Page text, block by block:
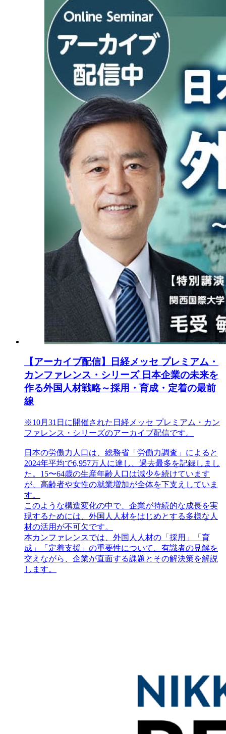
【アーカイブ配信】日経メッセ プレミアム・
カンファレンス・シリーズ 日本企業の未来を
作る外国人材戦略～採用・育成・定着の最前
線
※10月31日に開催された日経メッセ プレミアム・カン
ファレンス・シリーズのアーカイブ配信です。
日本の労働力人口は、総務省「労働力調査」によると
2024年平均で6,957万人に達し、過去最多を記録しまし
た。15〜64歳の生産年齢人口は減少を続けています
が、高齢者や女性の就業増加が全体を下支えしていま
す。
このような構造変化の中で、企業が持続的な成長を実
現するためには、外国人人材をはじめとする多様な人
材の活用が不可欠です。
本カンファレンスでは、外国人人材の「採用」「育
成」「定着支援」の重要性について、有識者の見解を
交えながら、企業が直面する課題とその解決策を解説
します。